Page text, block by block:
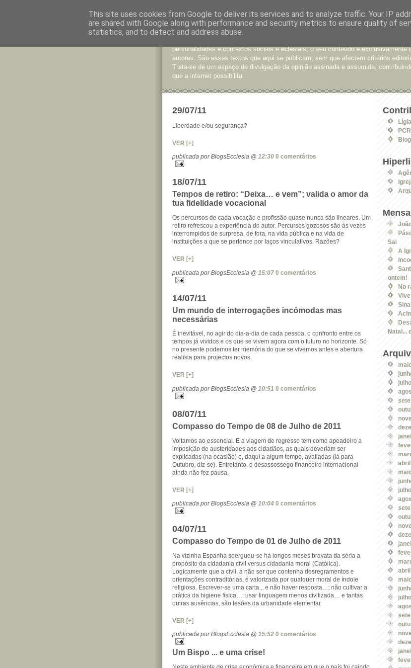
Jornal de Opinião
personalidades e contextos sociais e eclesiais, o seu conteúdo é exclusivamente
autores. São esses textos que aqui se publicam, sem que afectem critérios
Trata-se de um espaço de divulgação da opinião assinada e assumida,
que a internet possibilita.
29/07/11
Liberdade e/ou segurança?
VER [+]
publicada por BlogsEcclesia @ 12:30 0 comentários
18/07/11
Tempos de retiro: “Deixa… e vem”; valida o amor da
tua fidelidade vocacional
Os percursos de cada vocação e profissão quase nunca são lineares. Um
retiro refrescou a experiência do autor. Percursos gozosos são às vezes
interrompidos de surpresa, de fora, na vida pública e na vida de
instituições a que se pertence por laços vinculativos. Razões?
VER [+]
publicada por BlogsEcclesia @ 15:07 0 comentários
14/07/11
Um mundo de interrogações incómodas mas
necessárias
É inevitável, no agir do dia-a-dia de cada pessoa, o confronto entre os
tempos já vividos e os que se vivem agora com o futuro no horizonte. Só
no presente podemos ter memória do que se vivemos antes e abertura
realista para projectos novos.
VER [+]
publicada por BlogsEcclesia @ 10:51 0 comentários
08/07/11
Compasso do Tempo de 08 de Julho de 2011
Voltamos ao essencial. E a viagem de regresso tem como apeadeiro a
imposição de austeridades aos cidadãos, as quais deveriam ser
explicadas (na ocasião) e, daqui a algum tempo, avaliadas (lá para
Outubro, diz-se). Entretanto, o desassossego financeiro internacional
ainda não fez pausa.
VER [+]
publicada por BlogsEcclesia @ 10:04 0 comentários
04/07/11
Compasso do Tempo de 01 de Julho de 2011
Na vizinha Espanha soergueu-se há longos meses bravata da séria a
propósito da cidadania civil versus cidadania moral (Católica).
Logicamente que a civil, a não ser que contenha desregramentos e
orientações contraditórias, é valorizada por qualquer moral de índole
religiosa. Escrever-se uma carta... e não haver resposta…; não cultivar a
prática da higiene física…; usar linguagem menos civilizada… e tantas
outras ausências, são lesões da urbanidade elementar.
VER [+]
publicada por BlogsEcclesia @ 15:52 0 comentários
Um Bispo ... e uma crise!
Neste ambiente de crise económica e financeira em que o país foi caindo
PCR
Sal
A
ontem!
No
Natal...
abril
abril
This site uses cookies from Google to deliver its services and to analyze traffic. Your IP
are shared with Google along with performance and security metrics to ensure quality of
statistics, and to detect and address abuse.